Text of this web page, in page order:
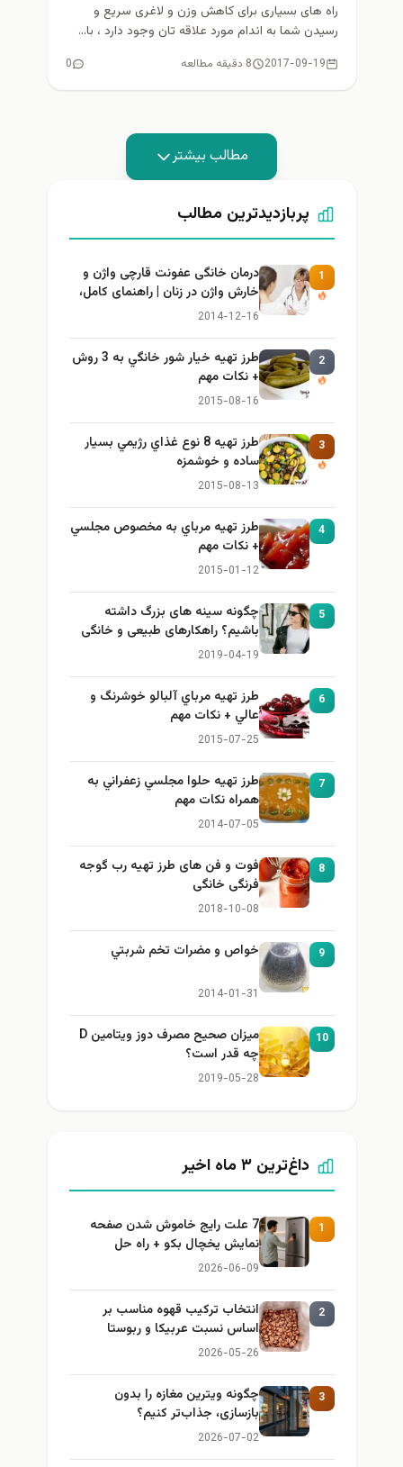
راه های بسیاری برای کاهش وزن و لاغری سریع و
رسیدن شما به اندام مورد علاقه تان وجود دارد ، با...
2017-09-19 8 دقیقه مطالعه 0
مطالب بیشتر
پربازدیدترین مطالب
1
درمان خانگی عفونت قارچی واژن و
خارش واژن در زنان | راهنمای کامل،
ایمن و کاربردی
2014-12-16
2
طرز تهيه خیار شور خانگي به 3 روش
+ نكات مهم
2015-08-16
3
طرز تهيه 8 نوع غذاي رژيمي بسيار
ساده و خوشمزه
2015-08-13
4
طرز تهيه مرباي به مخصوص مجلسي
+ نكات مهم
2015-01-12
5
چگونه سینه های بزرگ داشته
باشیم؟ راهکارهای طبیعی و خانگی
برای بزرگ کردن سینه
2019-04-19
6
طرز تهيه مرباي آلبالو خوشرنگ و
عالي + نكات مهم
2015-07-25
7
طرز تهيه حلوا مجلسي زعفراني به
همراه نكات مهم
2014-07-05
8
فوت و فن های طرز تهیه رب گوجه
فرنگی خانگی
2018-10-08
9 خواص و مضرات تخم شربتي
2014-01-31
10
میزان صحیح مصرف دوز ویتامین D
چه قدر است؟
2019-05-28
داغ‌ترین ۳ ماه اخیر
1
7 علت رایج خاموش شدن صفحه
نمایش یخچال بکو + راه حل
2026-06-09
2
انتخاب ترکیب قهوه مناسب بر
اساس نسبت عربیکا و ربوستا
2026-05-26
3
چگونه ویترین مغازه را بدون
بازسازی، جذاب‌تر کنیم؟
2026-07-02